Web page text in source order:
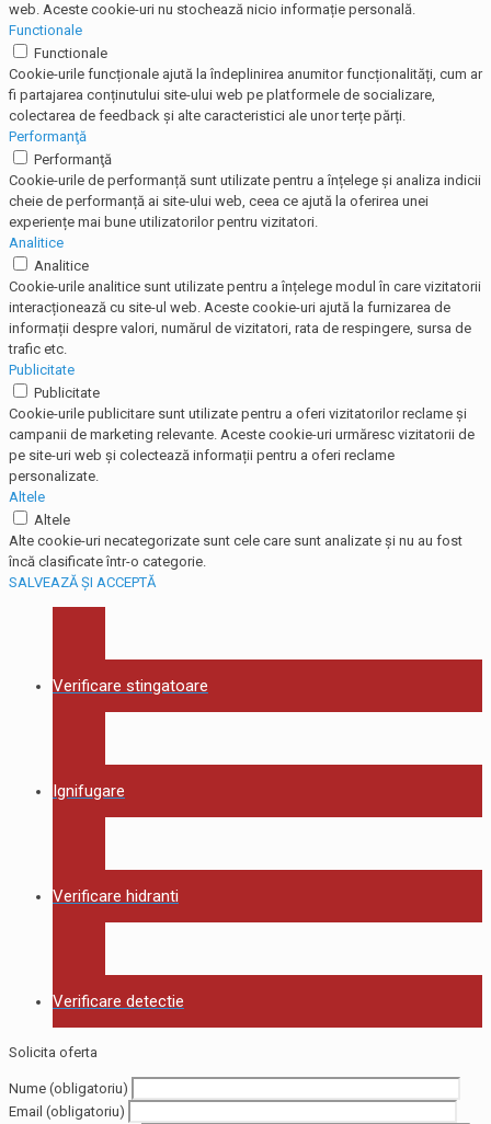
web. Aceste cookie-uri nu stochează nicio informație personală.
Functionale
Functionale
Cookie-urile funcționale ajută la îndeplinirea anumitor funcționalități, cum ar
fi partajarea conținutului site-ului web pe platformele de socializare,
colectarea de feedback și alte caracteristici ale unor terțe părți.
Performanţă
Performanţă
Cookie-urile de performanță sunt utilizate pentru a înțelege și analiza indicii
cheie de performanță ai site-ului web, ceea ce ajută la oferirea unei
experiențe mai bune utilizatorilor pentru vizitatori.
Analitice
Analitice
Cookie-urile analitice sunt utilizate pentru a înțelege modul în care vizitatorii
interacționează cu site-ul web. Aceste cookie-uri ajută la furnizarea de
informații despre valori, numărul de vizitatori, rata de respingere, sursa de
trafic etc.
Publicitate
Publicitate
Cookie-urile publicitare sunt utilizate pentru a oferi vizitatorilor reclame și
campanii de marketing relevante. Aceste cookie-uri urmăresc vizitatorii de
pe site-uri web și colectează informații pentru a oferi reclame
personalizate.
Altele
Altele
Alte cookie-uri necategorizate sunt cele care sunt analizate și nu au fost
încă clasificate într-o categorie.
SALVEAZĂ ȘI ACCEPTĂ
Verificare stingatoare
Ignifugare
Verificare hidranti
Verificare detectie
Solicita oferta
Nume (obligatoriu)
Email (obligatoriu)